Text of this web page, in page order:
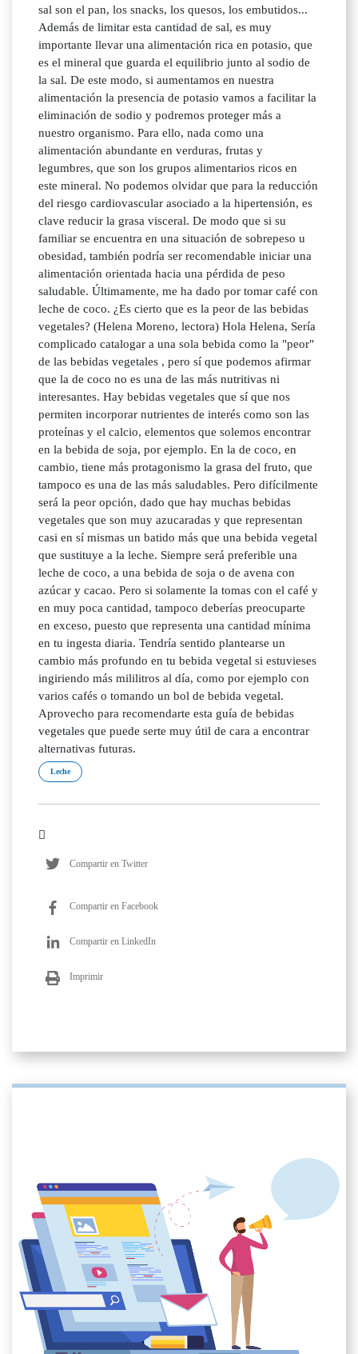
sal son el pan, los snacks, los quesos, los embutidos...
Además de limitar esta cantidad de sal, es muy
importante llevar una alimentación rica en potasio, que
es el mineral que guarda el equilibrio junto al sodio de
la sal. De este modo, si aumentamos en nuestra
alimentación la presencia de potasio vamos a facilitar la
eliminación de sodio y podremos proteger más a
nuestro organismo. Para ello, nada como una
alimentación abundante en verduras, frutas y
legumbres, que son los grupos alimentarios ricos en
este mineral. No podemos olvidar que para la reducción
del riesgo cardiovascular asociado a la hipertensión, es
clave reducir la grasa visceral. De modo que si su
familiar se encuentra en una situación de sobrepeso u
obesidad, también podría ser recomendable iniciar una
alimentación orientada hacia una pérdida de peso
saludable. Últimamente, me ha dado por tomar café con
leche de coco. ¿Es cierto que es la peor de las bebidas
vegetales? (Helena Moreno, lectora) Hola Helena, Sería
complicado catalogar a una sola bebida como la "peor"
de las bebidas vegetales , pero sí que podemos afirmar
que la de coco no es una de las más nutritivas ni
interesantes. Hay bebidas vegetales que sí que nos
permiten incorporar nutrientes de interés como son las
proteínas y el calcio, elementos que solemos encontrar
en la bebida de soja, por ejemplo. En la de coco, en
cambio, tiene más protagonismo la grasa del fruto, que
tampoco es una de las más saludables. Pero difícilmente
será la peor opción, dado que hay muchas bebidas
vegetales que son muy azucaradas y que representan
casi en sí mismas un batido más que una bebida vegetal
que sustituye a la leche. Siempre será preferible una
leche de coco, a una bebida de soja o de avena con
azúcar y cacao. Pero si solamente la tomas con el café y
en muy poca cantidad, tampoco deberías preocuparte
en exceso, puesto que representa una cantidad mínima
en tu ingesta diaria. Tendría sentido plantearse un
cambio más profundo en tu bebida vegetal si estuvieses
ingiriendo más mililitros al día, como por ejemplo con
varios cafés o tomando un bol de bebida vegetal.
Aprovecho para recomendarte esta guía de bebidas
vegetales que puede serte muy útil de cara a encontrar
alternativas futuras.
Leche
Compartir en Twitter
Compartir en Facebook
Compartir en LinkedIn
Imprimir